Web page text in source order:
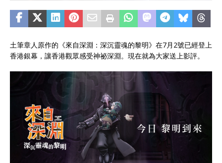
土筆章人原作的《來自深淵：深沉靈魂的黎明》在7月2號已經登上
香港銀幕，讓香港觀眾感受神祕深淵。現在就為大家送上影評。